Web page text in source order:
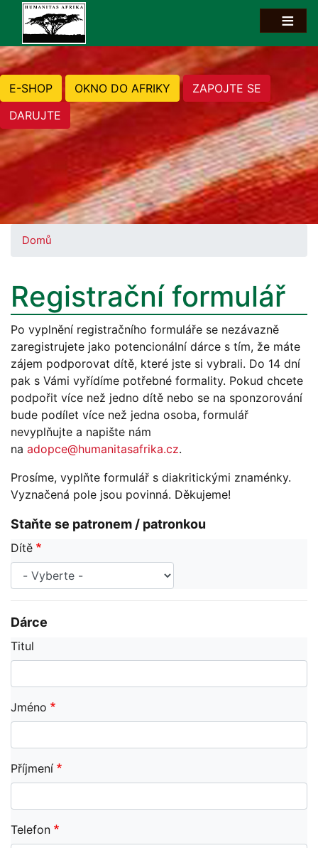
E-SHOP OKNO DO AFRIKY
ZAPOJTE SE
DARUJTE
Domů
Registrační formulář
Po vyplnění registračního formuláře se nezávazně
zaregistrujete jako potencionální dárce s tím, že máte
zájem podporovat dítě, které jste si vybrali. Do 14 dní
pak s Vámi vyřídíme potřebné formality. Pokud chcete
podpořit více než jedno dítě nebo se na sponzorování
bude podílet více než jedna osoba, formulář
nevyplňujte a napište nám
na adopce@humanitasafrika.cz.
Prosíme, vyplňte formulář s diakritickými znaménky.
Vyznačená pole jsou povinná. Děkujeme!
Staňte se patronem / patronkou
Dítě
Dárce
Titul
Jméno
Příjmení
Telefon